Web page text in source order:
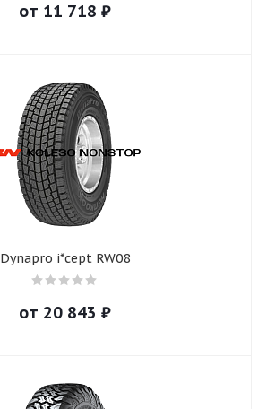
от 11 718 ₽
Dynapro i*cept RW08
от 20 843 ₽